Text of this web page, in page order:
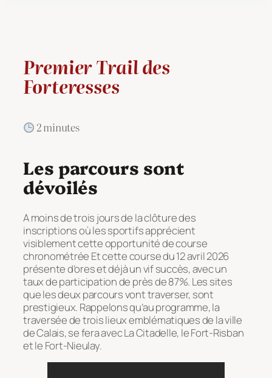
Premier Trail des
Forteresses
2 minutes
Les parcours sont
dévoilés
A moins de trois jours de la clôture des
inscriptions où les sportifs apprécient
visiblement cette opportunité de course
chronométrée Et cette course du 12 avril 2026
présente d’ores et déjà un vif succès, avec un
taux de participation de près de 87%. Les sites
que les deux parcours vont traverser, sont
prestigieux. Rappelons qu’au programme, la
traversée de trois lieux emblématiques de la ville
de Calais, se fera avec La Citadelle, le Fort-Risban
et le Fort-Nieulay.